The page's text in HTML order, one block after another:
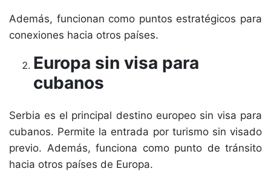
Además, funcionan como puntos estratégicos para
conexiones hacia otros países.
Europa sin visa para
cubanos
Serbia es el principal destino europeo sin visa para
cubanos. Permite la entrada por turismo sin visado
previo. Además, funciona como punto de tránsito
hacia otros países de Europa.